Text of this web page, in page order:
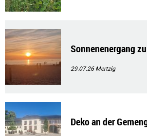
Sonnenenergang
29.07.26Mertzig
Deko an der